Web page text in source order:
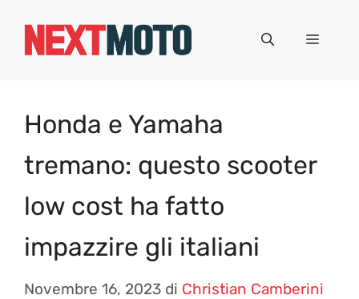
Menu
Honda e Yamaha
tremano: questo scooter
low cost ha fatto
impazzire gli italiani
Novembre 16, 2023 di Christian Camberini